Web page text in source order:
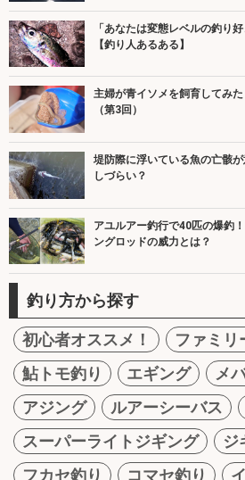
「あなたは変態レベルの釣り
【釣り人あるある】
主婦が青イソメを飼育してみ
（第3回）
堤防際に浮いている魚の亡骸
しづらい？
アユルアー釣行で40匹の爆釣
ングロッドの威力とは？
釣り方から探す
初心者オススメ！
ファミリ
鮎トモ釣り
エギング
メ
アジング
ルアーシーバス
スーパーライトジギング
ジ
フカセ釣り
コマセ釣り